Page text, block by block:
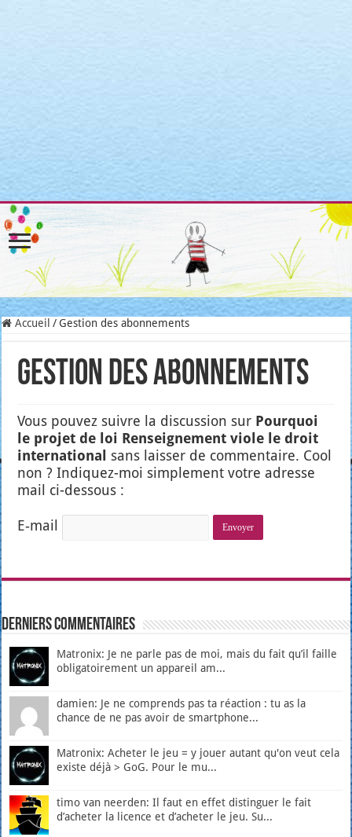
: Attempt to read property "post_type" on null in
/home/clients/3a3c8cae3088c621098b274e6da68c7c/sites/
includes/link-template.php
on line 4190
Accueil / Gestion des abonnements
Gestion des abonnements
Vous pou­vez suivre la dis­cus­sion sur Pour­quoi
le pro­jet de loi Ren­sei­gne­ment viole le droit
inter­na­tio­nal sans lais­ser de com­men­taire. Cool
non ? Indi­quez-moi sim­ple­ment votre adresse
mail ci-des­sous :
E‑mail
Derniers Commentaires
Matronix: Je ne parle pas de moi, mais du fait qu’il faille
obligatoirement un appareil am...
damien: Je ne comprends pas ta réaction : tu as la
chance de ne pas avoir de smartphone...
Matronix: Acheter le jeu = y jouer autant qu'on veut cela
existe déjà > GoG. Pour le mu...
timo van neerden: Il faut en effet distinguer le fait
d’acheter la licence et d’acheter le jeu. Su...